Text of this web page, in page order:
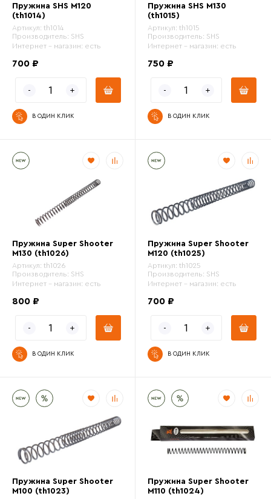
Номинал пружины
Цвет
Пружина SHS M120
(th1014)
Артикул: th1014
Производитель: SHS
Интернет - магазин: есть
700 ₽
В ОДИН КЛИК
Пружина SHS M130
(th1015)
Артикул: th1015
Производитель: SHS
Интернет - магазин: есть
750 ₽
В ОДИН КЛИК
Пружина Super Shooter
M130 (th1026)
Артикул: th1026
Производитель: SHS
Интернет - магазин: есть
800 ₽
В ОДИН КЛИК
Пружина Super Shooter
M120 (th1025)
Артикул: th1025
Производитель: SHS
Интернет - магазин: есть
700 ₽
В ОДИН КЛИК
Пружина Super Shooter
M100 (th1023)
Пружина Super Shooter
M110 (th1024)